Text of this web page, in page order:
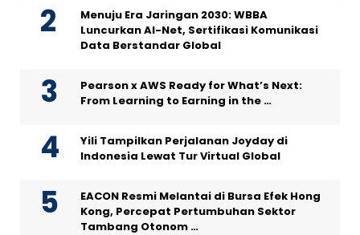
Menuju Era Jaringan 2030: WBBA
Luncurkan AI-Net, Sertifikasi Komunikasi
Data Berstandar Global
Pearson x AWS Ready for What’s Next:
From Learning to Earning in the …
Yili Tampilkan Perjalanan Joyday di
Indonesia Lewat Tur Virtual Global
EACON Resmi Melantai di Bursa Efek Hong
Kong, Percepat Pertumbuhan Sektor
Tambang Otonom …